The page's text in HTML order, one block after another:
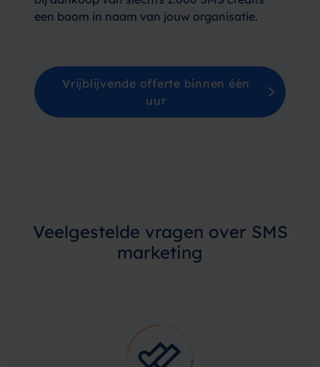
een boom in naam van jouw organisatie.
Vrijblijvende offerte binnen één
uur
Veelgestelde vragen over SMS
marketing